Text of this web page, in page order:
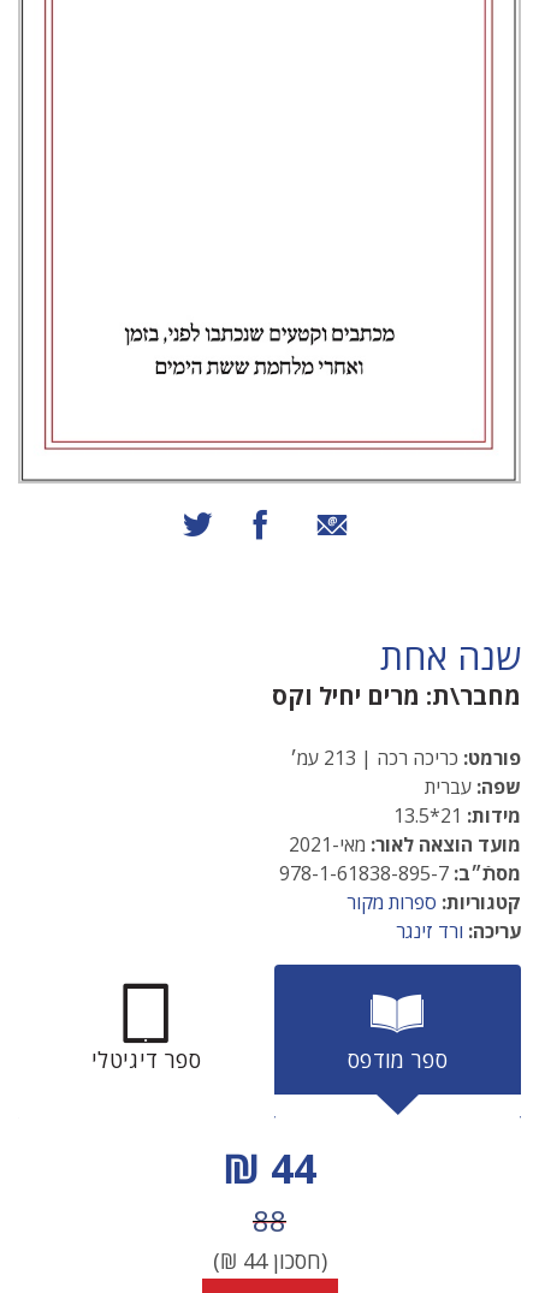
שיתוף באמצעות אימייל
שיתוף בפייסבוק
שנה אחת
מחבר\ת: מרים יחיל וקס
פורמט: כריכה רכה | 213 עמ׳
שפה: עברית
מידות:
מועד הוצאה לאור: מאי-2021
מסתֿ״ב:
קטגוריות: ספרות מקור
עריכה: ורד זינגר
ספר מודפס ספר דיגיטלי
מחיר הנחה
44 ₪
מחיר לפני הנחה
88
(חסכון44
₪)